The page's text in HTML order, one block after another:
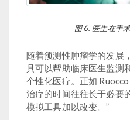
图 6. 医生在手
随着预测性肿瘤学的发展
具可以帮助临床医生监测
个性化医疗。正如
治疗的时间往往长于必要
模拟工具加以改变。”